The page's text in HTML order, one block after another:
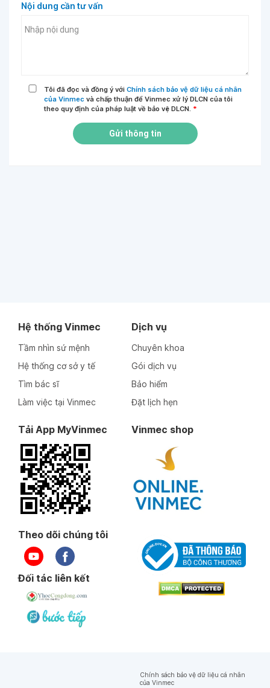
Nội dung cần tư vấn
Tôi đã đọc và đồng ý với Chính sách bảo vệ dữ liệu cá nhân
của Vinmec và chấp thuận để Vinmec xử lý DLCN của tôi
theo quy định của pháp luật về bảo vệ DLCN. *
Gửi thông tin
Hệ thống Vinmec
Tầm nhìn sứ mệnh
Hệ thống cơ sở y tế
Tìm bác sĩ
Làm việc tại Vinmec
Dịch vụ
Chuyên khoa
Gói dịch vụ
Bảo hiểm
Đặt lịch hẹn
Tải App MyVinmec Vinmec shop
Theo dõi chúng tôi
Đối tác liên kết
Chính sách bảo vệ dữ liệu cá nhân
của Vinmec